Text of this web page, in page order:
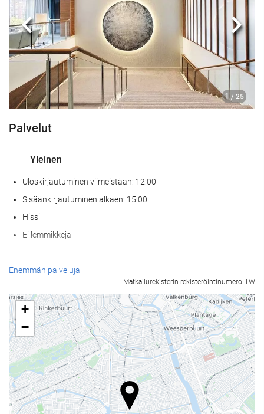
1 / 25
Edellinen
Palvelut
Yleinen
Uloskirjautuminen viimeistään: 12:00
Sisäänkirjautuminen alkaen: 15:00
Hissi
Ei lemmikkejä
Wellness
Höyrysauna / turkkilainen sauna
Sauna
Kuntosali
Ruoka & juoma
À la carte -ravintola
Baari
Enemmän palveluja
Matkailurekisterin rekisteröintinumero: LW
+
−